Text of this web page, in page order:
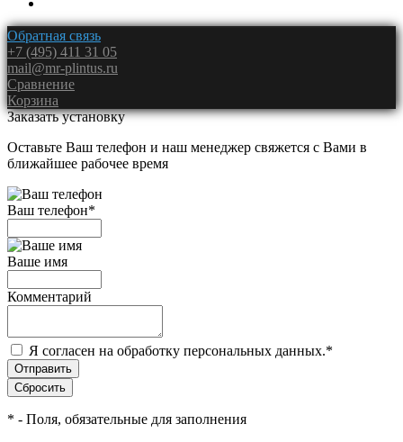
Обратная связь
+7 (495) 411 31 05
mail@mr-plintus.ru
Сравнение
Корзина
Заказать установку
Оставьте Ваш телефон и наш менеджер свяжется с Вами в
ближайшее рабочее время
Ваш телефон*
Ваше имя
Комментарий
Я согласен на обработку персональных данных.*
* - Поля, обязательные для заполнения